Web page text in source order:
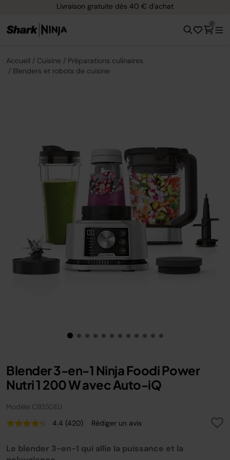
Livraison gratuite dès 40 € d'achat
0
Accueil Cuisine
Préparations culinaires
Blenders et robots de cuisine
Blender 3-en-1 Ninja Foodi Power
Nutri 1 200 W avec Auto-iQ
Modèle: CB350EU
4.4 Lire
avis.
Lien
(420) Rédiger un avis
Le blender 3-en-1 qui allie la puissance et la